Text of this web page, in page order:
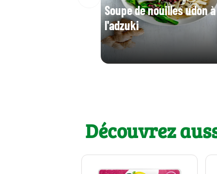
Soupe de nouilles udon à
l'adzuki
Découvrez